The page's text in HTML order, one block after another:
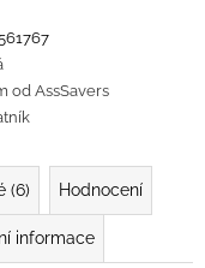
od AssSavers
(6) Hodnocení
informace